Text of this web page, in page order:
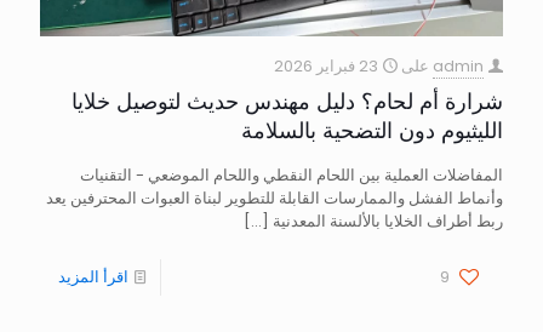
admin على 23 فبراير 2026
شرارة أم لحام؟ دليل مهندس حديث لتوصيل خلايا
الليثيوم دون التضحية بالسلامة
المفاضلات العملية بين اللحام النقطي واللحام الموضعي - التقنيات
وأنماط الفشل والممارسات القابلة للتطوير لبناة العبوات المحترفين يعد
ربط أطراف الخلايا بالألسنة المعدنية […]
9 اقرأ المزيد